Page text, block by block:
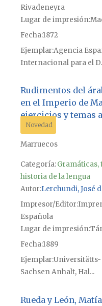
Rivadeneyra
Lugar de impresión
Fecha1872
Ejemplar Agencia
Internacional para el
Rudimentos del
en el Imperio de
ejercicios y temas
Novedad
Marruecos
Categoría:Gramáticas,
historia de la lengua
Autor Lerchundi, José
Impresor/Editor
Española
Lugar de impresión
Fecha1889
Ejemplar
Sachsen Anhalt, Hal...
Rueda y León,